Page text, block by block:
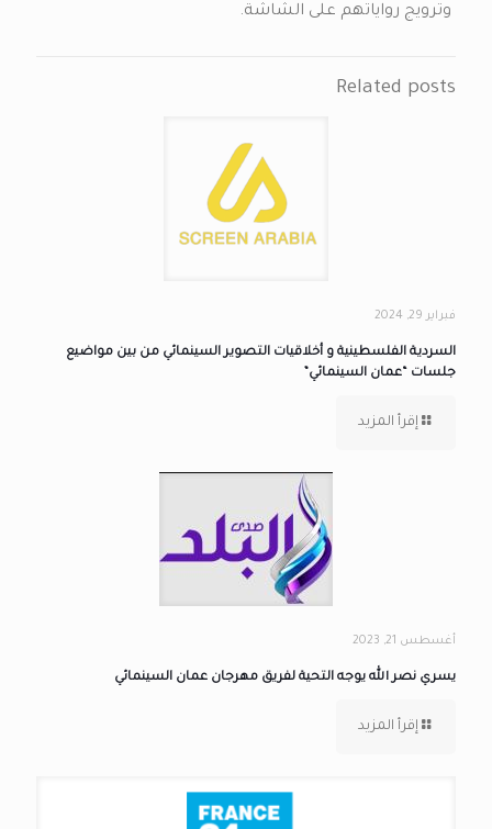
وترويج رواياتهم على الشاشة.
Related posts
فبراير 29, 2024
السردية الفلسطينية و أخلاقيات التصوير السينمائي من بين مواضيع
جلسات “عمان السينمائي”
إقرأ المزيد
أغسطس 21, 2023
يسري نصر الله يوجه التحية لفريق مهرجان عمان السينمائي
إقرأ المزيد